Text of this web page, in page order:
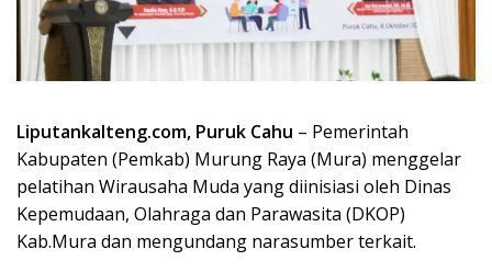
Liputankalteng.com, Puruk Cahu – Pemerintah
Kabupaten (Pemkab) Murung Raya (Mura) menggelar
pelatihan Wirausaha Muda yang diinisiasi oleh Dinas
Kepemudaan, Olahraga dan Parawasita (DKOP)
Kab.Mura dan mengundang narasumber terkait.